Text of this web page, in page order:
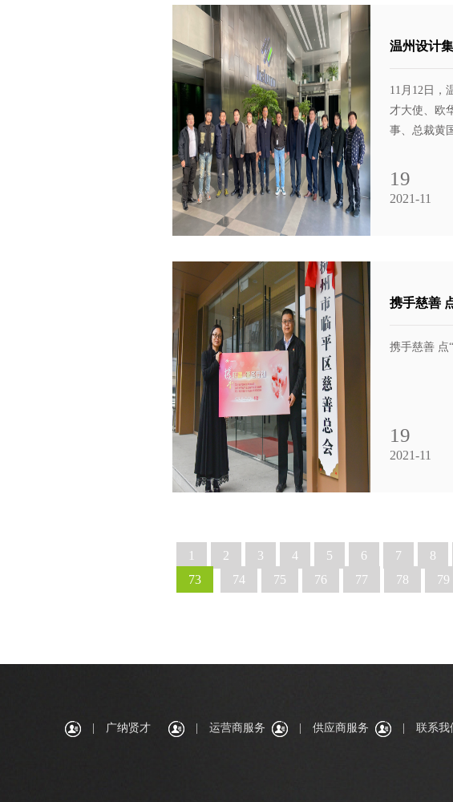
温州设计
11月12日，
才大使、欧
事、总裁黄
建筑研究设
19
2021-11
携手慈善
携手慈善 点
19
2021-11
1 2 3 4 5 6 7 8
73
74 75 76 77 78 79
广纳贤才 运营商服务 供应商服务 联系我